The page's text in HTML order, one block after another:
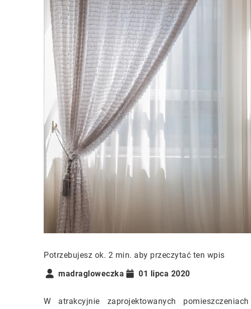
Potrzebujesz ok. 2 min. aby przeczytać ten wpis
madragloweczka
01 lipca 2020
W atrakcyjnie zaprojektowanych